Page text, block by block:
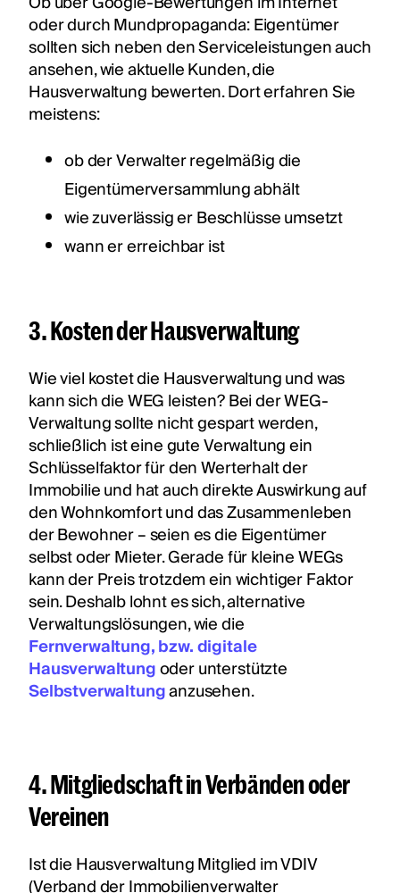
oder durch Mundpropaganda: Eigentümer
sollten sich neben den Serviceleistungen auch
ansehen, wie aktuelle Kunden, die
Hausverwaltung bewerten. Dort erfahren Sie
meistens:
ob der Verwalter regelmäßig die
Eigentümerversammlung abhält
wie zuverlässig er Beschlüsse umsetzt
wann er erreichbar ist
3. Kosten der Hausverwaltung
Wie viel kostet die Hausverwaltung und was
kann sich die WEG leisten? Bei der WEG-
Verwaltung sollte nicht gespart werden,
schließlich ist eine gute Verwaltung ein
Schlüsselfaktor für den Werterhalt der
Immobilie und hat auch direkte Auswirkung auf
den Wohnkomfort und das Zusammenleben
der Bewohner – seien es die Eigentümer
selbst oder Mieter. Gerade für kleine WEGs
kann der Preis trotzdem ein wichtiger Faktor
sein. Deshalb lohnt es sich, alternative
Verwaltungslösungen, wie die
Fernverwaltung, bzw. digitale
Hausverwaltungoder unterstützte
Selbstverwaltunganzusehen.
4. Mitgliedschaft in Verbänden oder
Vereinen
Ist die Hausverwaltung Mitglied im VDIV
(Verband der Immobilienverwalter